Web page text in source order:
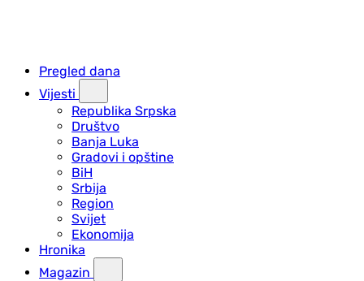
Pregled dana
Vijesti
Republika Srpska
Društvo
Banja Luka
Gradovi i opštine
BiH
Srbija
Region
Svijet
Ekonomija
Hronika
Magazin